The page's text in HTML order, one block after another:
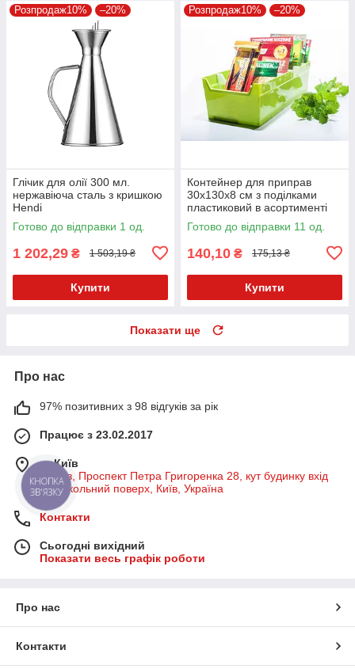
Розпродаж10% –20%
Глічик для олії 300 мл.
нержавіюча сталь з кришкою
Hendi
Готово до відправки 1 од.
1 202,29 ₴ 1 503,19 ₴
Купити
Розпродаж10% –20%
Контейнер для приправ
30х130х8 см з поділками
пластиковий в асортименті
Готово до відправки 11 од.
140,10 ₴ 175,13 ₴
Купити
Показати ще
Про нас
97% позитивних з 98 відгуків за рік
Працює з 23.02.2017
м. Київ
м Київ, Проспект Петра Григоренка 28, кут будинку вхід
на цокольний поверх, Київ, Україна
Контакти
Сьогодні вихідний
Показати весь графік роботи
Про нас
Контакти
КНОПКА
ЗВ'ЯЗКУ